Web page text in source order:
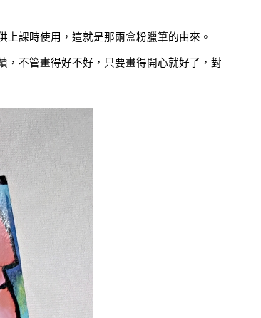
課時使用，這就是那兩盒粉臘筆的由來。
，不管畫得好不好，只要畫得開心就好了，對